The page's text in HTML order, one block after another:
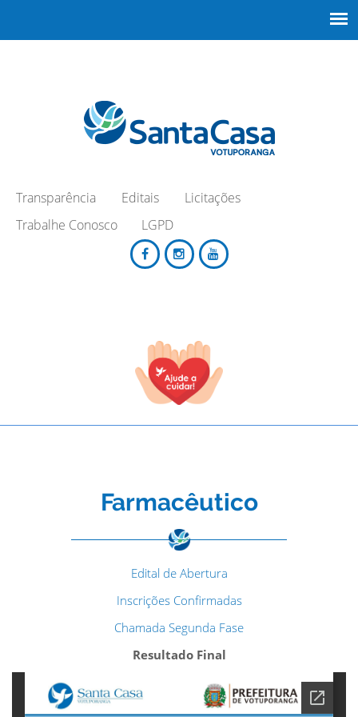
Transparência Editais
Licitações
Trabalhe Conosco
LGPD
TODOS OS CAMPOS SÃO OBRIGATÓRIOS.
Farmacêutico
Edital de Abertura
Inscrições Confirmadas
Chamada Segunda Fase
Resultado Final